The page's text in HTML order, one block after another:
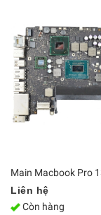
Liên hệ
Còn hàng